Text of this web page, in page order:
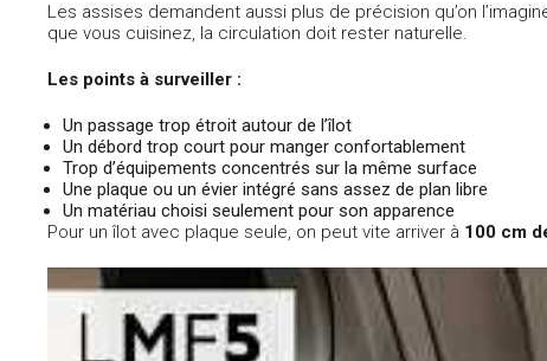
Les assises demandent aussi plus de précision qu’on
que vous cuisinez, la circulation doit rester naturelle.
Les points à surveiller :
Un passage trop étroit autour de l’îlot
Un débord trop court pour manger confortablement
Trop d’équipements concentrés sur la même surface
Une plaque ou un évier intégré sans assez de plan libre
Un matériau choisi seulement pour son apparence
Pour un îlot avec plaque seule, on peut vite arriver à 100 cm